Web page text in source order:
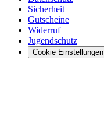
Sicherheit
Gutscheine
Widerruf
Jugendschutz
Cookie Einstellungen